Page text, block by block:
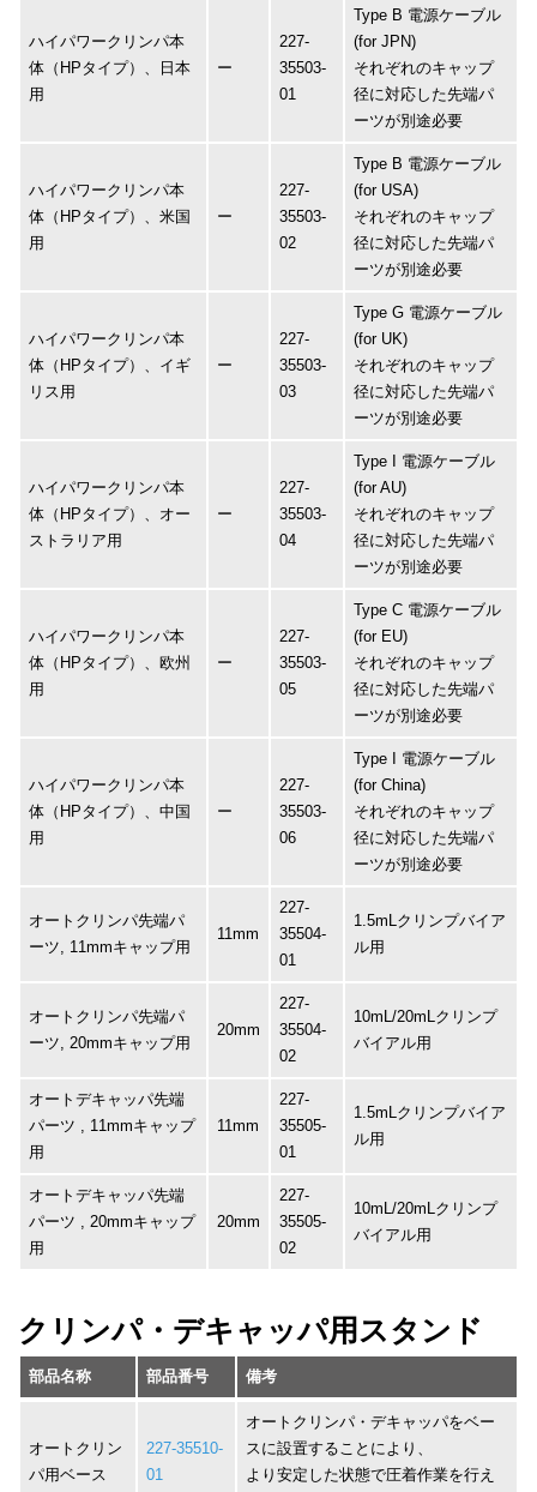
ハイパワークリンパ本
体（HPタイプ）、日本
用
ー
227-
35503-
01
Type B 電源ケーブル
(for JPN)
それぞれのキャップ
径に対応した先端パ
ーツが別途必要
ハイパワークリンパ本
体（HPタイプ）、米国
用
ー
227-
35503-
02
Type B 電源ケーブル
(for USA)
それぞれのキャップ
径に対応した先端パ
ーツが別途必要
ハイパワークリンパ本
体（HPタイプ）、イギ
リス用
ー
227-
35503-
03
Type G 電源ケーブル
(for UK)
それぞれのキャップ
径に対応した先端パ
ーツが別途必要
ハイパワークリンパ本
体（HPタイプ）、オー
ストラリア用
ー
227-
35503-
04
Type I 電源ケーブル
(for AU)
それぞれのキャップ
径に対応した先端パ
ーツが別途必要
ハイパワークリンパ本
体（HPタイプ）、欧州
用
ー
227-
35503-
05
Type C 電源ケーブル
(for EU)
それぞれのキャップ
径に対応した先端パ
ーツが別途必要
ハイパワークリンパ本
体（HPタイプ）、中国
用
ー
227-
35503-
06
Type I 電源ケーブル
(for China)
それぞれのキャップ
径に対応した先端パ
ーツが別途必要
オートクリンパ先端パ
ーツ, 11mmキャップ用
11mm
227-
35504-
01
1.5mLクリンプバイア
ル用
オートクリンパ先端パ
ーツ, 20mmキャップ用
20mm
227-
35504-
02
10mL/20mLクリンプ
バイアル用
オートデキャッパ先端
パーツ , 11mmキャップ
用
11mm
227-
35505-
01
1.5mLクリンプバイア
ル用
オートデキャッパ先端
パーツ , 20mmキャップ
用
20mm
227-
35505-
02
10mL/20mLクリンプ
バイアル用
クリンパ・デキャッパ用スタンド
部品名称 部品番号 備考
オートクリン
パ用ベース
227-35510-
01
オートクリンパ・デキャッパをベー
スに設置することにより、
より安定した状態で圧着作業を行え